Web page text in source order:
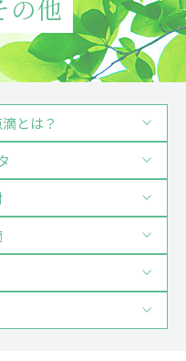
の他
とは？